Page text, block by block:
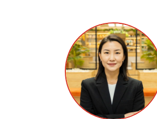
Академиялық өмір
Зерттеу және ғылым
Оқуға қабылдау және